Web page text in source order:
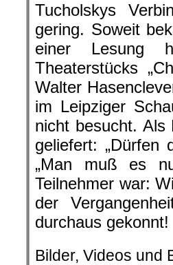
Tucholskys
gering. Soweit
einer Lesung
Theaterstücks
Walter
im Leipziger
nicht besucht.
geliefert: „Dürfen
„Man muß es
Teilnehmer war:
der
durchaus gekonnt!
Bilder, Videos und